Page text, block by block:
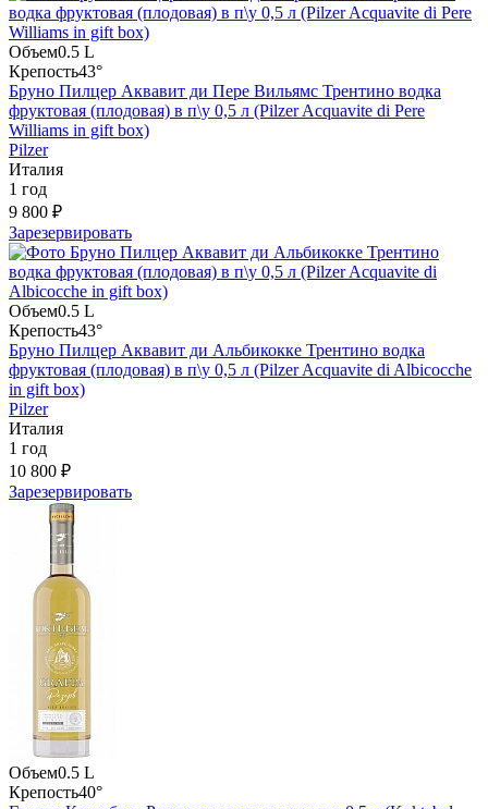
Объем0.5 L
Крепость43°
Бруно Пилцер Аквавит ди Пере Вильямс Трентино водка
фруктовая (плодовая) в п\у 0,5 л (Pilzer Acquavite di Pere
Williams in gift box)
Pilzer
Италия
1 год
9 800 ₽
Зарезервировать
Объем0.5 L
Крепость43°
Бруно Пилцер Аквавит ди Альбикокке Трентино водка
фруктовая (плодовая) в п\у 0,5 л (Pilzer Acquavite di Albicocche
in gift box)
Pilzer
Италия
1 год
10 800 ₽
Зарезервировать
Объем0.5 L
Крепость40°